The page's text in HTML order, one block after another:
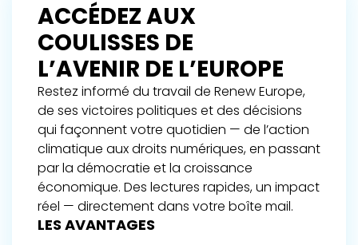
ACCÉDEZ AUX
COULISSES DE
L’AVENIR DE L’EUROPE
Restez informé du travail de Renew Europe,
de ses victoires politiques et des décisions
qui façonnent votre quotidien — de l’action
climatique aux droits numériques, en passant
par la démocratie et la croissance
économique. Des lectures rapides, un impact
réel — directement dans votre boîte mail.
LES AVANTAGES